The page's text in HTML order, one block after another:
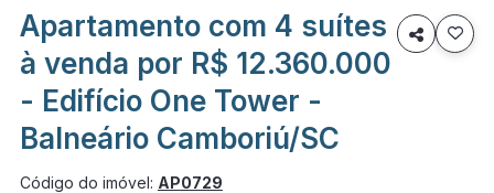
Apartamento com 4 suítes
à venda por R$ 12.360.000
- Edifício One Tower -
Balneário Camboriú/SC

Código do imóvel: AP0729